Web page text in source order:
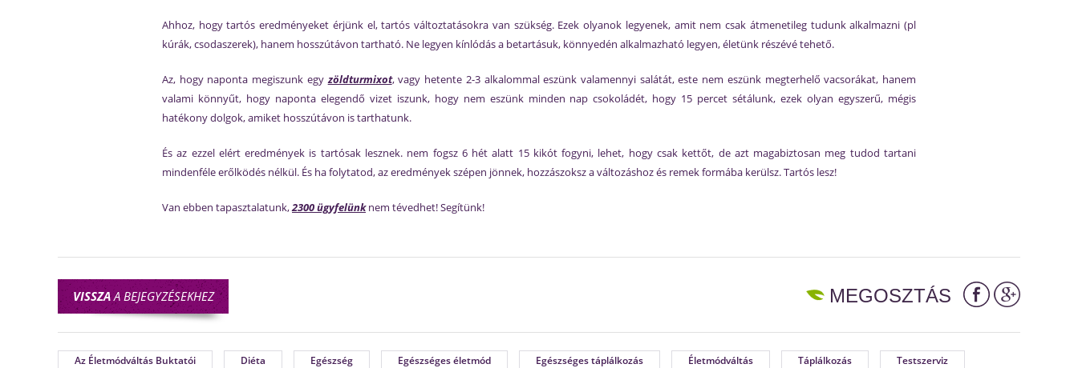
Ahhoz, hogy tartós eredményeket érjünk el, tartós változtatásokra van szükség. Ezek olyanok legyenek, amit nem csak átmenetileg tudunk alkalmazni (pl
kúrák, csodaszerek), hanem hosszútávon tartható. Ne legyen kínlódás a betartásuk, könnyedén alkalmazható legyen, életünk részévé tehető.
Az, hogy naponta megiszunk egyzöldturmixot, vagy hetente 2-3 alkalommal eszünk valamennyi salátát, este nem eszünk megterhelő vacsorákat, hanem
valami könnyűt, hogy naponta elegendő vizet iszunk, hogy nem eszünk minden nap csokoládét, hogy 15 percet sétálunk, ezek olyan egyszerű, mégis
hatékony dolgok, amiket hosszútávon is tarthatunk.
És az ezzel elért eredmények is tartósak lesznek. nem fogsz 6 hét alatt 15 kikót fogyni, lehet, hogy csak kettőt, de azt magabiztosan meg tudod tartani
mindenféle erőlködés nélkül. És ha folytatod, az eredmények szépen jönnek, hozzászoksz a változáshoz és remek formába kerülsz. Tartós lesz!
Van ebben tapasztalatunk,2300 ügyfelünknem tévedhet! Segítünk!
VISSZAA BEJEGYZÉSEKHEZ MEGOSZTÁS
Az Életmódváltás Buktatói Diéta Egészség Egészséges életmód Egészséges táplálkozás Életmódváltás Táplálkozás Testszerviz